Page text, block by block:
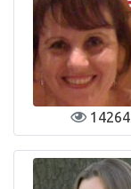
14264